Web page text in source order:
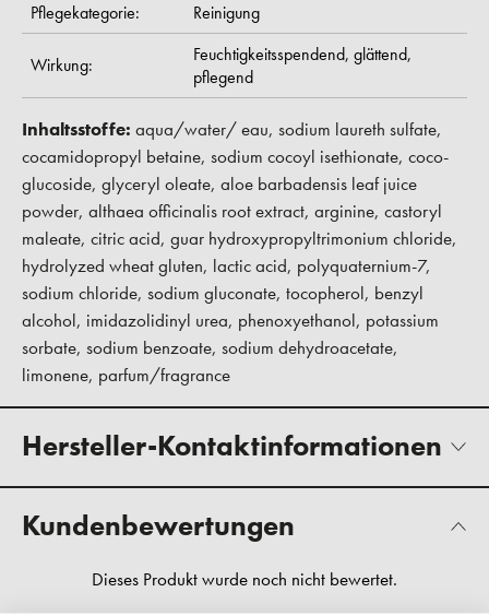
Pflegekategorie:
Reinigung
Wirkung: Feuchtigkeitsspendend, glättend,
pflegend
Inhaltsstoffe: aqua/water/ eau, sodium laureth sulfate,
cocamidopropyl betaine, sodium cocoyl isethionate, coco-
glucoside, glyceryl oleate, aloe barbadensis leaf juice
powder, althaea officinalis root extract, arginine, castoryl
maleate, citric acid, guar hydroxypropyltrimonium chloride,
hydrolyzed wheat gluten, lactic acid, polyquaternium-7,
sodium chloride, sodium gluconate, tocopherol, benzyl
alcohol, imidazolidinyl urea, phenoxyethanol, potassium
sorbate, sodium benzoate, sodium dehydroacetate,
limonene, parfum/fragrance
Hersteller-Kontaktinformationen
Kundenbewertungen